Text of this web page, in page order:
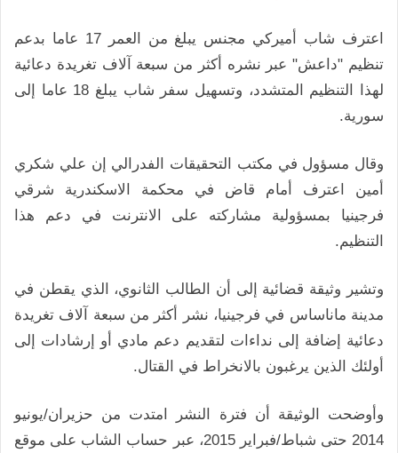
اعترف شاب أميركي مجنس يبلغ من العمر 17 عاما بدعم
تنظيم "داعش" عبر نشره أكثر من سبعة آلاف تغريدة دعائية
لهذا التنظيم المتشدد، وتسهيل سفر شاب يبلغ 18 عاما إلى
سورية.
وقال مسؤول في مكتب التحقيقات الفدرالي إن علي شكري
أمين اعترف أمام قاض في محكمة الاسكندرية شرقي
فرجينيا بمسؤولية مشاركته على الانترنت في دعم هذا
التنظيم.
وتشير وثيقة قضائية إلى أن الطالب الثانوي، الذي يقطن في
مدينة ماناساس في فرجينيا، نشر أكثر من سبعة آلاف تغريدة
دعائية إضافة إلى نداءات لتقديم دعم مادي أو إرشادات إلى
أولئك الذين يرغبون بالانخراط في القتال.
وأوضحت الوثيقة أن فترة النشر امتدت من حزيران/يونيو
2014 حتى شباط/فبراير 2015، عبر حساب الشاب على موقع